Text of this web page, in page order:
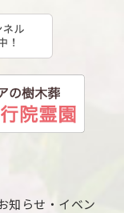
知らせ・イベン